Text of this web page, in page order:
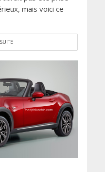
mais voici ce